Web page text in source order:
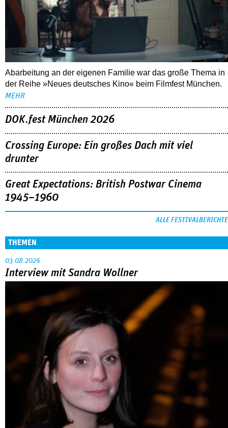
Abarbeitung an der eigenen Familie war das große Thema in
der Reihe »Neues deutsches Kino« beim Filmfest München.
MEHR
DOK.fest München 2026
Crossing Europe: Ein großes Dach mit viel
drunter
Great Expectations: British Postwar Cinema
1945–1960
ALLE FESTIVALBERICHTE
THEMEN
03.08.2026
Interview mit Sandra Wollner